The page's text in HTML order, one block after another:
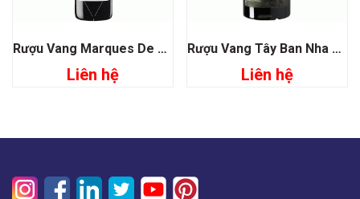
Rượu Vang Marques De Riscal Reserva Rioja
Liên hệ
Rượu Vang Tây Ban Nha La Prohibicion
Liên hệ